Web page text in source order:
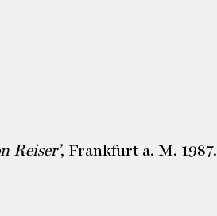
Reiser’, Frankfurt a. M. 1987.